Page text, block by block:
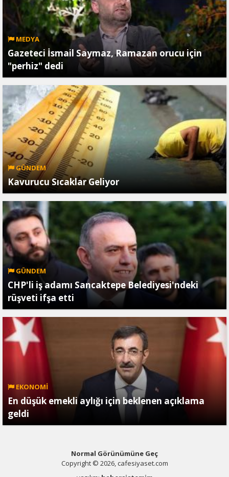
MEDYA
Gazeteci İsmail Saymaz, Ramazan orucu için
"perhiz" dedi
GÜNDEM
Kavurucu Sıcaklar Geliyor
GÜNDEM
CHP'li iş adamı Sancaktepe Belediyesi'ndeki
rüşveti ifşa etti
EKONOMİ
En düşük emekli aylığı için beklenen açıklama
geldi
Normal Görünümüne Geç
Copyright © 2026, cafesiyaset.com